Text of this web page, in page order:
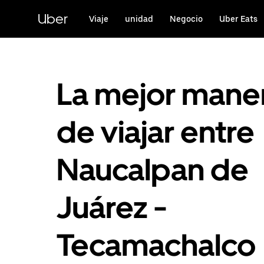
contenido
principal
Uber Viaje unidad Negocio Uber Eats
La mejor
de viajar entre
Naucalpan de
Juárez -
Tecamachalco